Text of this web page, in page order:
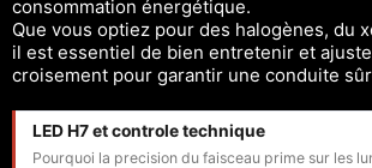
consommation énergétique.
Que vous optiez pour des halogènes, du
il est essentiel de bien entretenir et
croisement pour garantir une conduite
LED H7 et controle technique
Pourquoi la precision du faisceau prime sur les